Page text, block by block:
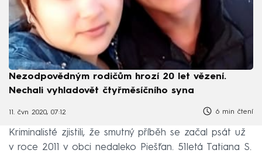
Nezodpovědným rodičům hrozí 20 let vězení.
Nechali vyhladovět čtyřměsíčního syna
11. čvn 2020, 07:12 6 min čtení
Kriminalisté zjistili, že smutný příběh se začal psát už
v roce 2011 v obci nedaleko Piešťan. 51letá Tatiana S.